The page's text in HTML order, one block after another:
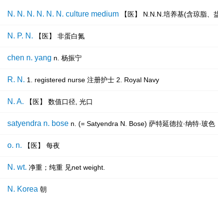
N. N. N. N. N. N. culture medium 【医】 N.N.N.培养基(含琼脂
N. P. N. 【医】 非蛋白氮
chen n. yang n. 杨振宁
R. N. 1. registered nurse 注册护士 2. Royal Navy
N. A. 【医】 数值口径, 光口
satyendra n. bose n. (= Satyendra N. Bose) 萨特延德拉·纳特·玻
o. n. 【医】 每夜
N. wt. 净重；纯重 见net weight.
N. Korea 朝